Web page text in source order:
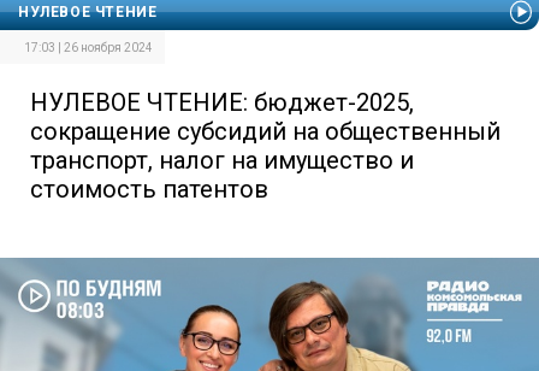
НУЛЕВОЕ ЧТЕНИЕ
17:03 | 26 ноября 2024
НУЛЕВОЕ ЧТЕНИЕ: бюджет-2025,
сокращение субсидий на общественный
транспорт, налог на имущество и
стоимость патентов